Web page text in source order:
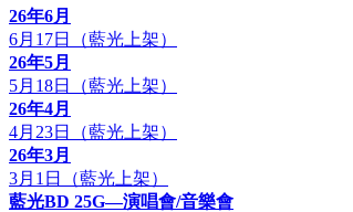
26年6月
6月17日（藍光上架）
26年5月
5月18日（藍光上架）
26年4月
4月23日（藍光上架）
26年3月
3月1日（藍光上架）
藍光BD 25G—演唱會/音樂會